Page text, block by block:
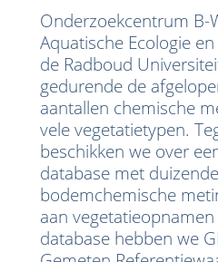
Onderzoekcentrum B-
Aquatische Ecologie
de Radboud
gedurende de
aantallen chemische
vele vegetatietypen.
beschikken we over
database met
bodemchemische
aan
database hebben we